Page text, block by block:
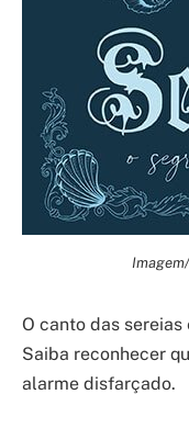
O canto das
Saiba reconhecer
alarme disfarçado.